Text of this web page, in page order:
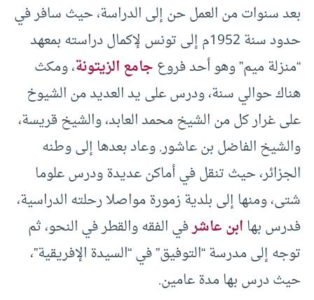
بعد سنوات من العمل حن إلى الدراسة، حيث سافر في
حدود سنة 1952م إلى تونس لإكمال دراسته بمعهد
“منزلة ميم” وهو أحد فروعجامع الزيتونة، ومكث
هناك حوالي سنة، ودرس على يد العديد من الشيوخ
على غرار كل من الشيخ محمد العابد، والشيخ قريسة،
والشيخ الفاضل بن عاشور. وعاد بعدها إلى وطنه
الجزائر، حيث تنقل في أماكن عديدة ودرس علوما
شتى، ومنها إلى بلدية زمورة مواصلا رحلته الدراسية،
فدرس بهاابن عاشرفي الفقه والقطر في النحو، ثم
توجه إلى مدرسة “التوفيق” في “السيدة الإفريقية”،
حيث درس بها مدة عامين.